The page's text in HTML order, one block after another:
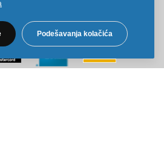
Podešavanja kolačića